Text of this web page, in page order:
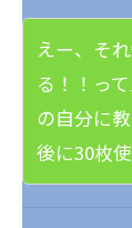
えー、そ
る！！っ
の自分に
後に30枚